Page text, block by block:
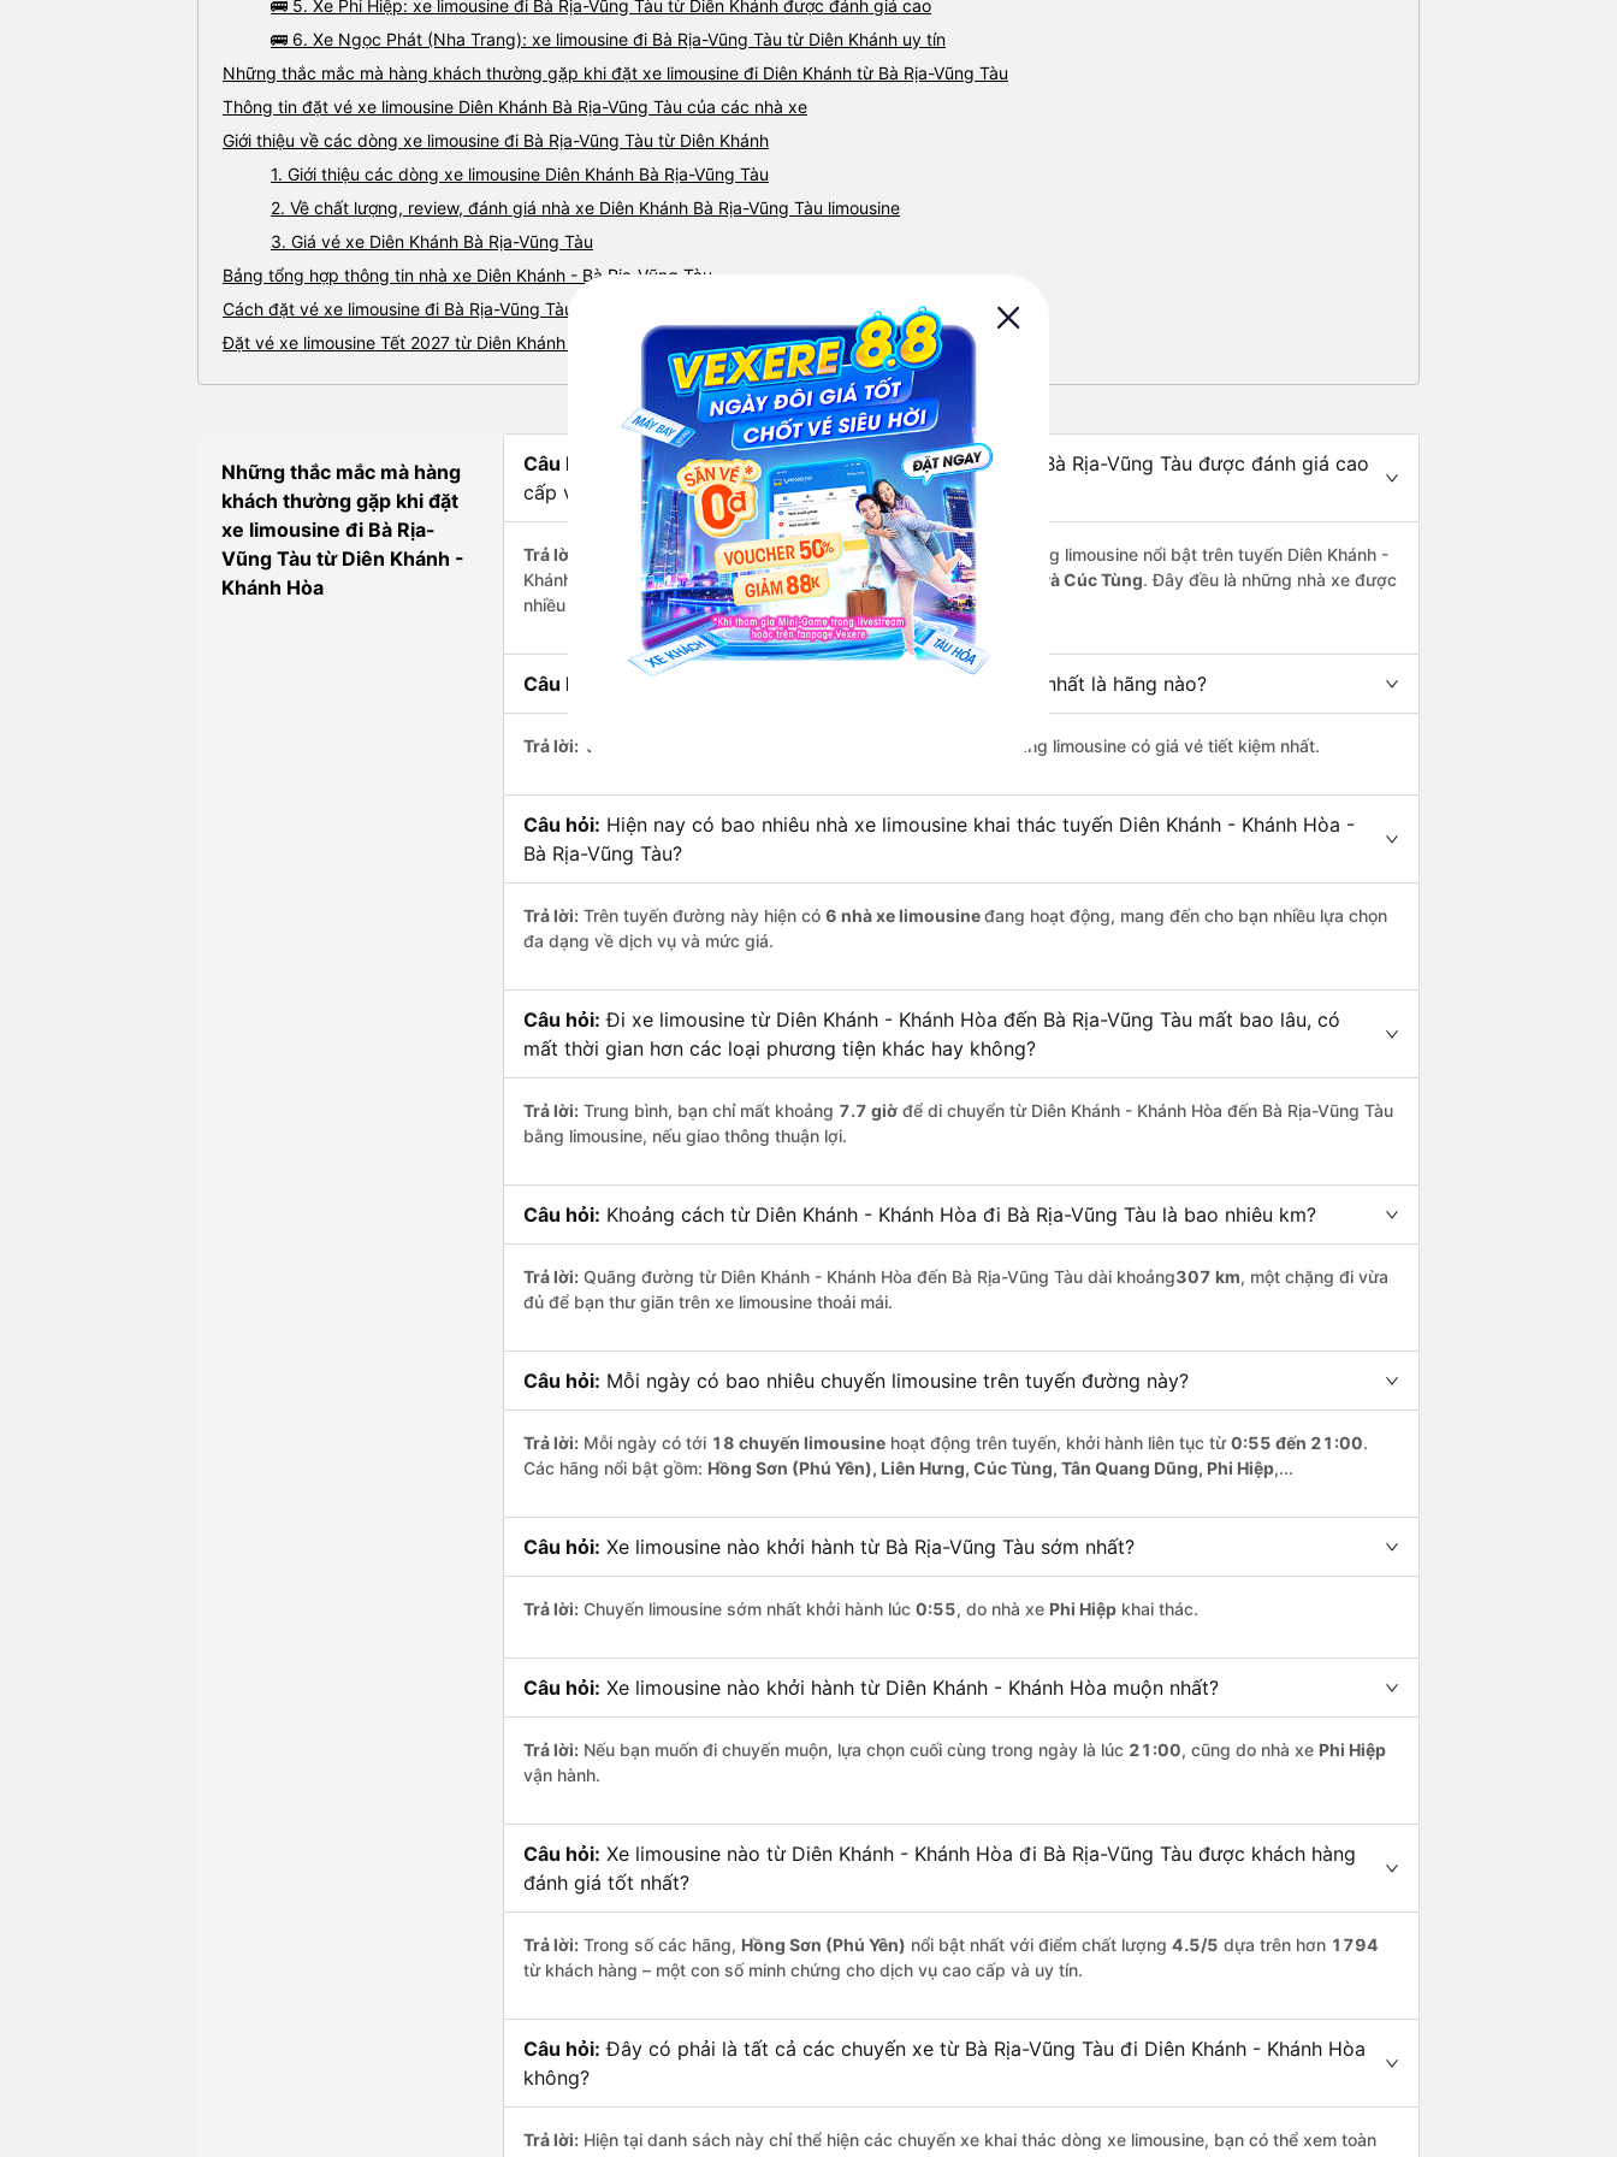
🚌 5. Xe Phi Hiệp: xe limousine đi Bà Rịa-Vũng Tàu từ Diên Khánh được đánh giá cao
🚌 6. Xe Ngọc Phát (Nha Trang): xe limousine đi Bà Rịa-Vũng Tàu từ Diên Khánh uy tín
Những thắc mắc mà hàng khách thường gặp khi đặt xe limousine đi Diên Khánh từ Bà Rịa-Vũng Tàu
Thông tin đặt vé xe limousine Diên Khánh Bà Rịa-Vũng Tàu của các nhà xe
Giới thiệu về các dòng xe limousine đi Bà Rịa-Vũng Tàu từ Diên Khánh
1. Giới thiệu các dòng xe limousine Diên Khánh Bà Rịa-Vũng Tàu
2. Về chất lượng, review, đánh giá nhà xe Diên Khánh Bà Rịa-Vũng Tàu limousine
3. Giá vé xe Diên Khánh Bà Rịa-Vũng Tàu
Bảng tổng hợp thông tin nhà xe Diên Khánh - Bà Rịa-Vũng Tàu
Cách đặt vé xe limousine đi Bà Rịa-Vũng Tàu từ Diên Khánh nhanh và uy tín nhất
Đặt vé xe limousine Tết 2027 từ Diên Khánh đi Bà Rịa-Vũng Tàu
Những thắc mắc mà hàng
khách thường gặp khi đặt
xe limousine đi Bà Rịa-
Vũng Tàu từ Diên Khánh -
Khánh Hòa
Câu hỏi:
Xe limousine nào từ Diên Khánh - Khánh Hòa đi Bà Rịa-Vũng Tàu được đánh giá cao
cấp và chất lượng nhất?
Trả lời:
Nếu bạn tìm kiếm sự thoải mái và dịch vụ cao cấp, các hãng limousine nổi bật trên tuyến Diên Khánh -
Khánh Hòa - Bà Rịa-Vũng Tàu làHồng Sơn (Phú Yên), Liên Hưng và Cúc Tùng. Đây đều là những nhà xe được
nhiều khách hàng đánh giá cao về chất lượng phục vụ.
Câu hỏi: Hãng xe limousine đi Bà Rịa-Vũng Tàu có giá rẻ nhất là hãng nào?
Trả lời: Với mức giá chỉ từ hiện là hãng limousine có giá vé tiết kiệm nhất.
Câu hỏi: Hiện nay có bao nhiêu nhà xe limousine khai thác tuyến Diên Khánh - Khánh Hòa -
Bà Rịa-Vũng Tàu?
Trả lời: Trên tuyến đường này hiện có 6 nhà xelimousineđang hoạt động, mang đến cho bạn nhiều lựa chọn
đa dạng về dịch vụ và mức giá.
Câu hỏi: Đi xe limousine từ Diên Khánh - Khánh Hòa đến Bà Rịa-Vũng Tàu mất bao lâu, có
mất thời gian hơn các loại phương tiện khác hay không?
Trả lời: Trung bình, bạn chỉ mất khoảng 7.7 giờ để di chuyển từ Diên Khánh - Khánh Hòa đến Bà Rịa-Vũng Tàu
bằng limousine, nếu giao thông thuận lợi.
Câu hỏi: Khoảng cách từ Diên Khánh - Khánh Hòa đi Bà Rịa-Vũng Tàu là bao nhiêu km?
Trả lời: Quãng đường từ Diên Khánh - Khánh Hòa đến Bà Rịa-Vũng Tàu dài khoảng307 km, một chặng đi vừa
đủ để bạn thư giãn trên xe limousine thoải mái.
Câu hỏi: Mỗi ngày có bao nhiêu chuyến limousine trên tuyến đường này?
Trả lời: Mỗi ngày có tới 18 chuyến limousine hoạt động trên tuyến, khởi hành liên tục từ0:55 đến 21:00.
Các hãng nổi bật gồm: Hồng Sơn (Phú Yên), Liên Hưng, Cúc Tùng, Tân Quang Dũng, Phi Hiệp,...
Câu hỏi: Xe limousine nào khởi hành từ Bà Rịa-Vũng Tàu sớm nhất?
Trả lời: Chuyến limousine sớm nhất khởi hành lúc 0:55, do nhà xe Phi Hiệp khai thác.
Câu hỏi: Xe limousine nào khởi hành từ Diên Khánh - Khánh Hòa muộn nhất?
Trả lời: Nếu bạn muốn đi chuyến muộn, lựa chọn cuối cùng trong ngày là lúc 21:00, cũng do nhà xe Phi Hiệp
vận hành.
Câu hỏi: Xe limousine nào từ Diên Khánh - Khánh Hòa đi Bà Rịa-Vũng Tàu được khách hàng
đánh giá tốt nhất?
Trả lời: Trong số các hãng, Hồng Sơn (Phú Yên) nổi bật nhất với điểm chất lượng 4.5/5 dựa trên hơn 1794
từ khách hàng – một con số minh chứng cho dịch vụ cao cấp và uy tín.
Câu hỏi: Đây có phải là tất cả các chuyến xe từ Bà Rịa-Vũng Tàu đi Diên Khánh - Khánh Hòa
không?
Trả lời: Hiện tại danh sách này chỉ thể hiện các chuyến xe khai thác dòng xe limousine, bạn có thể xem toàn